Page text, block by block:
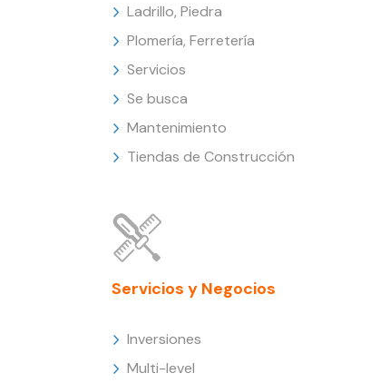
Ladrillo, Piedra
Plomería, Ferretería
Servicios
Se busca
Mantenimiento
Tiendas de Construcción
Servicios y Negocios
Inversiones
Multi-level